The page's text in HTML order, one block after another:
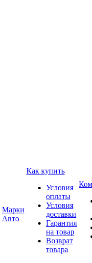
Марки
Авто
Как купить
Условия
оплаты
Условия
доставки
Гарантия
на товар
Возврат
товара